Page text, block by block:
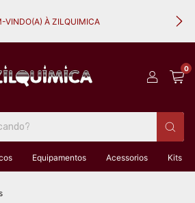
VINDO(A) À ZILQUIMICA
0
Equipamentos Acessorios Kits